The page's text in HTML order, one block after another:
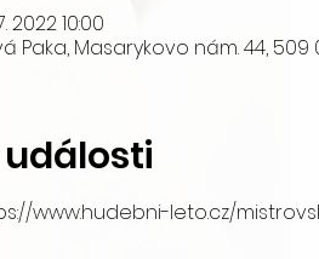
2022 10:00
Paka, Masarykovo nám. 44, 509
události
www.hudebni-leto.cz/